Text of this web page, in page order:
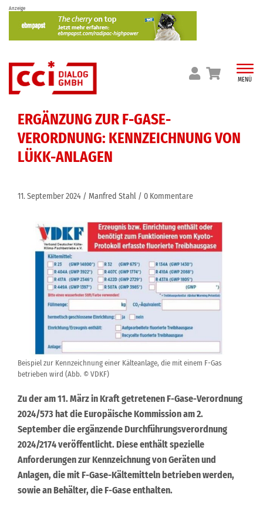
Skip
content
Anzeige
MENÜ
ERGÄNZUNG ZUR F-GASE-
VERORDNUNG: KENNZEICHNUNG VON
LÜKK-ANLAGEN
11. September 2024 Manfred Stahl 0 Kommentare
Beispiel zur Kennzeichnung einer Kälteanlage, die mit einem F-Gas
betrieben wird (Abb. © VDKF)
Zu der am 11. März in Kraft getretenen F-Gase-Verordnung
2024/573 hat die Europäische Kommission am 2.
September die ergänzende Durchführungsverordnung
2024/2174 veröffentlicht. Diese enthält spezielle
Anforderungen zur Kennzeichnung von Geräten und
Anlagen, die mit F-Gase-Kältemitteln betrieben werden,
sowie an Behälter, die F-Gase enthalten.